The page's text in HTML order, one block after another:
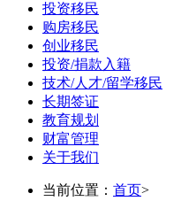
投资移民
购房移民
创业移民
投资/捐款入籍
技术/人才/留学移民
长期签证
教育规划
财富管理
关于我们
当前位置： 首页>